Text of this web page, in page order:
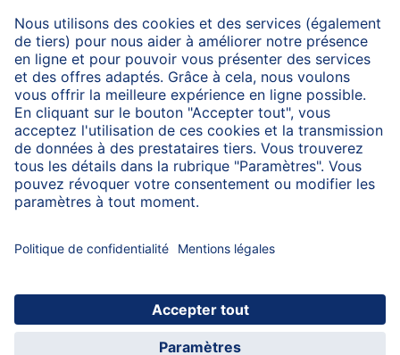
Protection des données
Protection d'utilisation
Mentions légales
A propos de HiPP
Contactez-nous
Transfert sécurisé des données par un cryptage des
données
© 2026 HiPP